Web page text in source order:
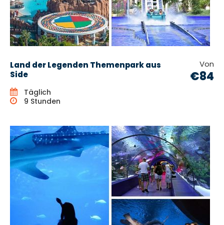
Land der Legenden Themenpark aus
Side
Von
€84
Täglich
9 Stunden